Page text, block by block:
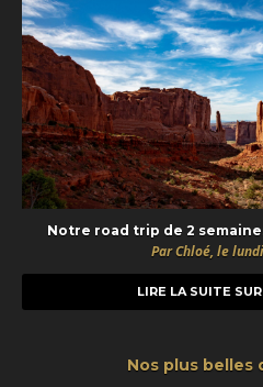
Notre road trip de 2
Par Chloé, le
LIRE LA SUITE
Nos plus belles